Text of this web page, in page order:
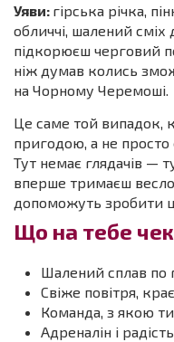
Уяви: гірська річка,
обличчі, шалений сміх
підкорюєш черговий
ніж думав колись
на Чорному Черемоші.
Це саме той випадок,
пригодою, а не просто
Тут немає глядачів —
вперше тримаєш весло
допоможуть зробити
Що на тебе
Шалений сплав по
Свіже повітря,
Команда, з якою
Адреналін і